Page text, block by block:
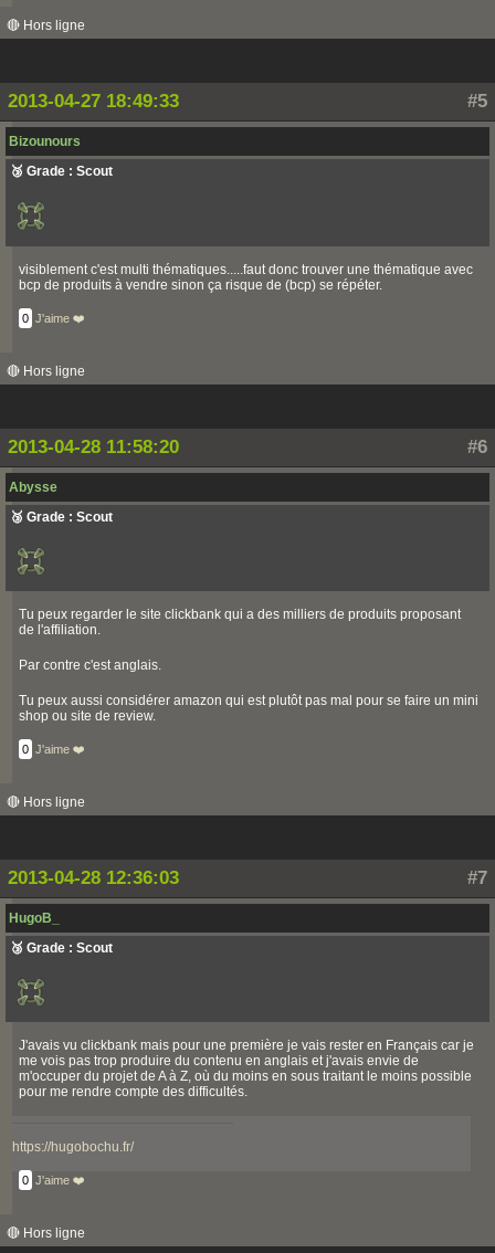
🔴 Hors ligne
#5
2013-04-27 18:49:33
Bizounours
🥉 Grade : Scout
visiblement c'est multi thématiques.....faut donc trouver une thématique avec
bcp de produits à vendre sinon ça risque de (bcp) se répéter.
0 J'aime ❤️
🔴 Hors ligne
#6
2013-04-28 11:58:20
Abysse
🥉 Grade : Scout
Tu peux regarder le site clickbank qui a des milliers de produits proposant
de l'affiliation.
Par contre c'est anglais.
Tu peux aussi considérer amazon qui est plutôt pas mal pour se faire un mini
shop ou site de review.
0 J'aime ❤️
🔴 Hors ligne
#7
2013-04-28 12:36:03
HugoB_
🥉 Grade : Scout
J'avais vu clickbank mais pour une première je vais rester en Français car je
me vois pas trop produire du contenu en anglais et j'avais envie de
m'occuper du projet de A à Z, où du moins en sous traitant le moins possible
pour me rendre compte des difficultés.
https://hugobochu.fr/
0 J'aime ❤️
🔴 Hors ligne